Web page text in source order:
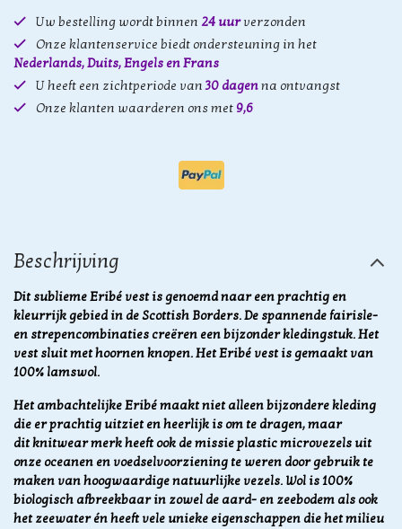
Uw bestelling wordt binnen 24 uurverzonden
Onze klantenservice biedt ondersteuning in het
Nederlands, Duits, Engels en Frans
U heeft een zichtperiode van30 dagenna ontvangst
Onze klanten waarderen ons met 9,6
Beschrijving
Dit sublieme Eribé vest is genoemd naar eenprachtig en
kleurrijk gebied in de Scottish Borders. De spannende fairisle-
en strepencombinaties creëren een bijzonder kledingstuk. Het
vest sluit met hoornen knopen.Het Eribé vest is gemaakt van
100% lamswol.
Het ambachtelijke Eribé maakt niet alleen bijzondere kleding
die er prachtig uitziet en heerlijk is om te dragen, maar
dit knitwear merk heeft ook de missie plastic microvezels uit
onze oceanen en voedselvoorziening te weren door gebruik te
maken van hoogwaardige natuurlijke vezels. Wol is 100%
biologisch afbreekbaar in zowel de aard- en zeebodem als ook
het zeewater én heeft vele unieke eigenschappen die het milieu